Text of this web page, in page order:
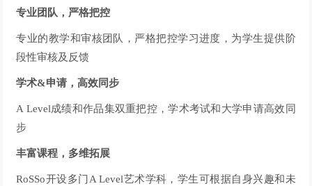
专业团队，严格把控
专业的教学和审核团队，严格把控学习进度，为学生提供阶
段性审核及反馈
学术&申请，高效同步
A Level成绩和作品集双重把控，学术考试和大学申请高效同
步
丰富课程，多维拓展
RoSSo开设多门A Level艺术学科，学生可根据自身兴趣和未